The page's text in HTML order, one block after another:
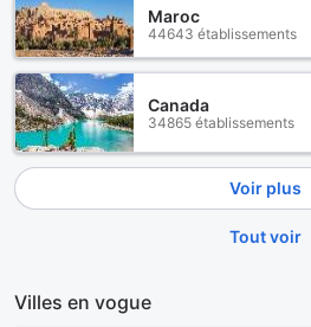
Maroc
44643 établissements
Canada
34865 établissements
Voir plus
Tout voir
Villes en vogue